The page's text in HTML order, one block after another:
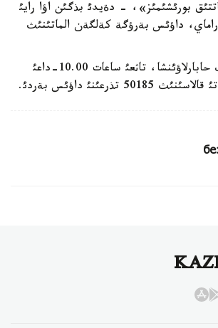
بورئشئمئز»، - دةيدئ بذگئن اؤا رايئ
داؤئس بةرؤگة كةلگةن الماتئنئث
ءادئل ءجذنئسوأتئث حابارلاؤئنشا، تاثعئ ساعات 10.00-داعئ
تذرعئنئ داؤئس بةردئ.